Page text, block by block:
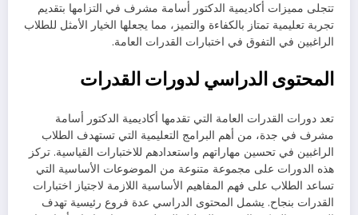
تتجلى مميزات أكاديمية الدكتور أسامة مشرف في التزامها بتقديم
تجربة تعليمية تمتاز بالكفاءة والتميز، مما يجعلها الخيار الأمثل للطلاب
الراغبين في التفوق في اختبارات القدرات العامة.
المحتوى الدراسي لدورات القدرات
تعد دورات القدرات العامة التي تقدمها أكاديمية الدكتور أسامة
مشرف في جدة، من أهم البرامج التعليمية التي تستهدف الطلاب
الراغبين في تحسين مهاراتهم واستعدادهم للاختبارات القياسية. تركز
هذه الدورات على مجموعة متنوعة من الموضوعات الأساسية التي
تساعد الطلاب على فهم المفاهيم الأساسية اللازمة لاجتياز اختبارات
القدرات بنجاح. يشمل المحتوى الدراسي عدة فروع رئيسية تهدف